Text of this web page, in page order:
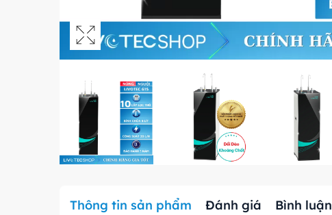
Thông tin sản phẩm Đánh giá Bình luận